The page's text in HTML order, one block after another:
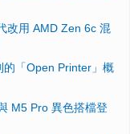
改用 AMD Zen 6c 混
的「Open Printer」概
M5 Pro 異色搭檔登